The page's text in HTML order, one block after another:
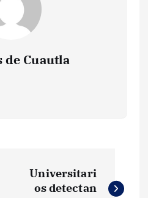
de Cuautla
Universitari
os detectan